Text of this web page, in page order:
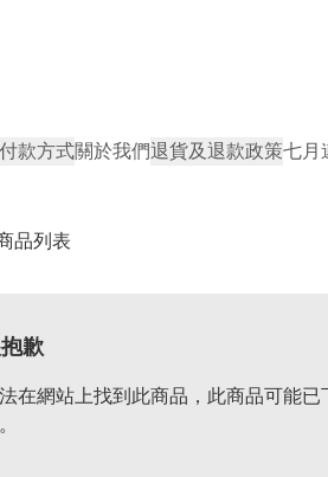
付款方式關於我們退貨及退款政策七月
品列表
歉
在網站上找到此商品，此商品可能